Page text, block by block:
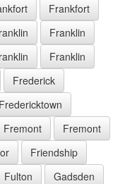
Frankfort
Franklin
Franklin
Frederick
Fredericktown
Fremont
Fremont
Friendship
Fulton
Gadsden